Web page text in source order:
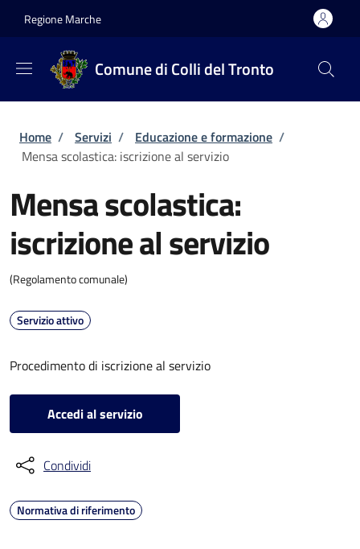
Regione Marche
Comune di Colli del Tronto
Briciole di pane
Home / Servizi / Educazione e formazione /
Mensa scolastica: iscrizione al servizio
Mensa scolastica:
iscrizione al servizio
(Regolamento comunale)
Servizio attivo
Procedimento di iscrizione al servizio
Accedi al servizio
Condividi
Normativa di riferimento